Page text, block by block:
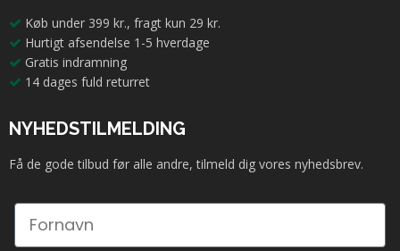
Køb under 399 kr., fragt kun 29 kr.
Hurtigt afsendelse 1-5 hverdage
Gratis indramning
14 dages fuld returret
NYHEDSTILMELDING
Få de gode tilbud før alle andre, tilmeld dig vores nyhedsbrev.